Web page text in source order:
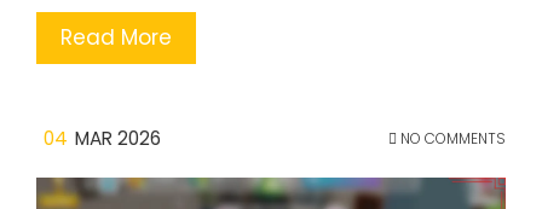
Read More
04 MAR 2026 NO COMMENTS